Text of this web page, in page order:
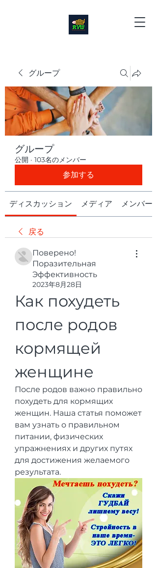
グループ
グループ
公開 · 103名のメンバー
参加する
ディスカッション メディア メンバー
戻る
Поверено!
Поразительная
Эффективность
2023年8月28日
Как похудеть
после родов
кормящей
женщине
После родов важно правильно
похудеть для кормящих
женщин. Наша статья поможет
вам узнать о правильном
питании, физических
упражнениях и других путях
для достижения желаемого
результата.